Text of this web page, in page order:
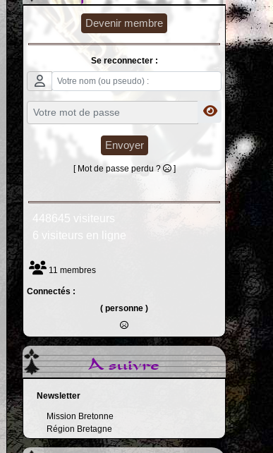
Devenir membre
Se reconnecter :
Envoyer
[ Mot de passe perdu ? ]
448645 visiteurs
6 visiteurs en ligne
11 membres
Connectés :
( personne )
A suivre
Newsletter
Mission Bretonne
Région Bretagne